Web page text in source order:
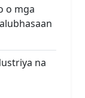
o mga
na